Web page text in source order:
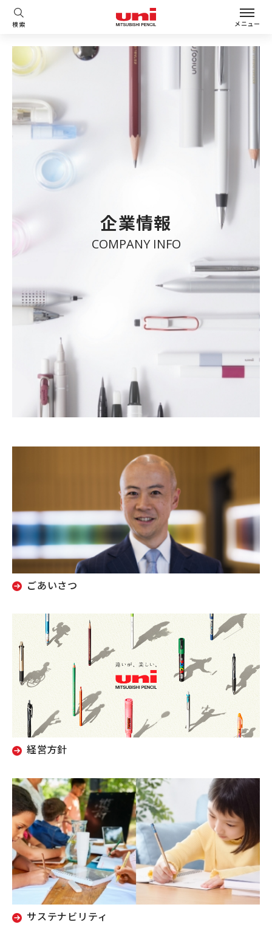
検索 メニュー
企業情報
COMPANY INFO
ごあいさつ
経営方針
サステナビリティ